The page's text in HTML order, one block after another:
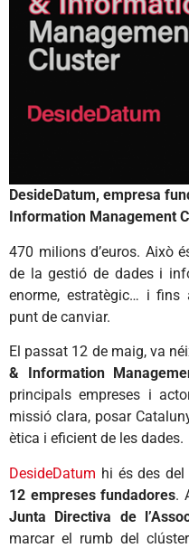
DesideDatum, empresa
Information Management
470 milions d’euros. Això
de la gestió de dades i
enorme, estratègic… i fins
punt de canviar.
El passat 12 de maig, va
& Information
principals empreses i
missió clara, posar
ètica i eficient de les dades.
DesideDatum hi és des
12 empreses fundadores.
Junta Directiva de
marcar el rumb del